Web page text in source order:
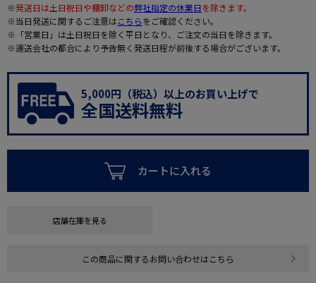
※発送日は土日祝日や棚卸などの弊社指定の休業日を除きます。
※当日発送に関するご注意はこちらをご確認ください。
※「営業日」は土日祝日を除く平日となり、ご注文の当日を除きます。
※運送会社の都合により予告無く発送日程が前後する場合がございます。
5,000円（税込）以上のお買い上げで
全国送料無料
カートに入れる
店舗在庫を見る
この商品に関するお問い合わせはこちら